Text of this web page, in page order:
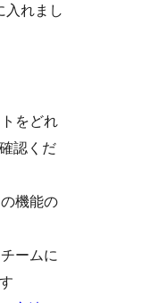
入れまし
をどれ
認くだ
機能の
ームに